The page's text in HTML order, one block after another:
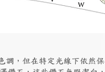
調，但在特定光線下依然